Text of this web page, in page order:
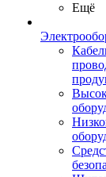
Ещё